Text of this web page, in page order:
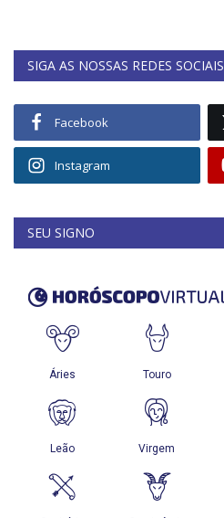
SIGA AS NOSSAS REDES SOCIAIS
Facebook
Instagram
SEU SIGNO